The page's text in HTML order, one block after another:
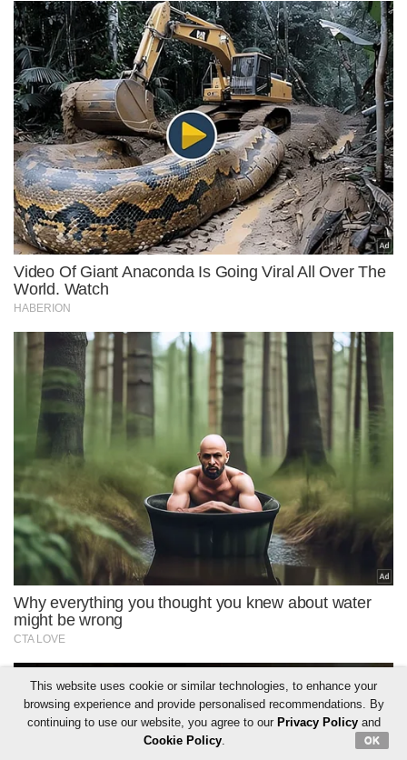
This website uses cookie or similar technologies, to enhance your
browsing experience and provide personalised recommendations. By
continuing to use our website, you agree to our Privacy Policyand
Cookie Policy. OK